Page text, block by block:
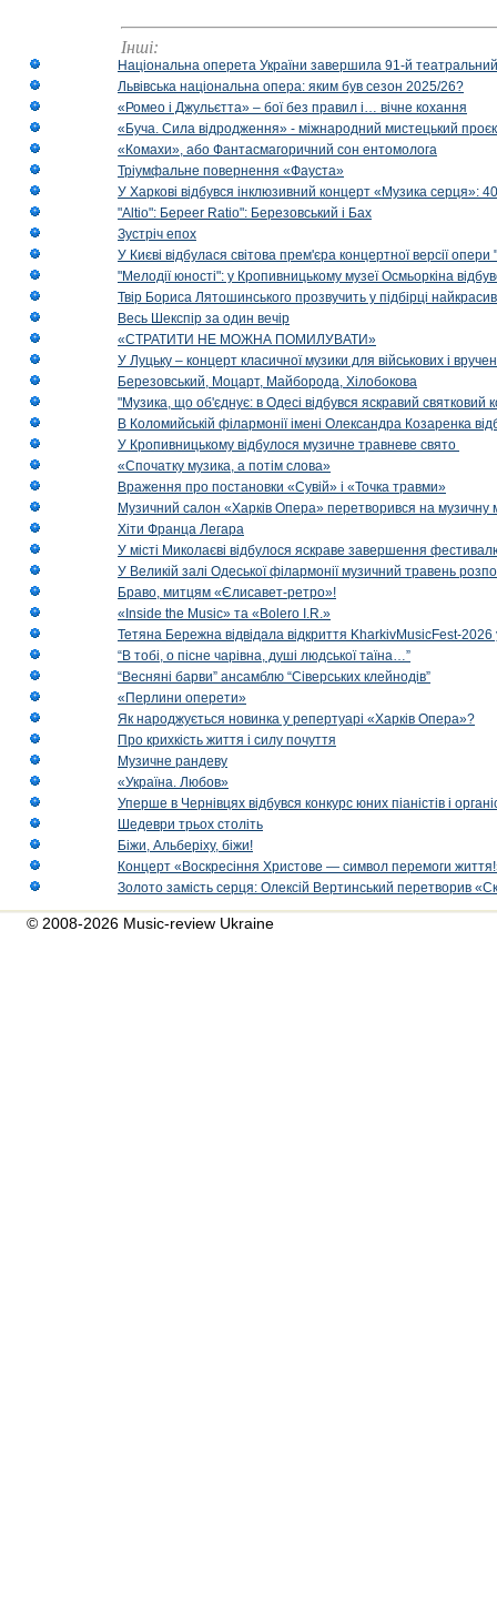
Інші:
Національна оперета України завершила 91-й
Львівська національна опера: яким був сезон 2025/26?
«Ромео і Джульєтта» – бої без правил і… вічне кохання
«Буча. Сила відродження» - міжнародний мистецький
«Комахи», або Фантасмагоричний сон ентомолога
Тріумфальне повернення «Фауста»
У Харкові відбувся інклюзивний концерт «Музика серця»:
"Altio": Береer Ratio": Березовський і Бах
Зустріч епох
У Києві відбулася світова прем'єра концертної версії
"Мелодії юності": у Кропивницькому музеї Осмьоркіна
Твір Бориса Лятошинського прозвучить у підбірці
Весь Шекспір за один вечір
«СТРАТИТИ НЕ МОЖНА ПОМИЛУВАТИ»
У Луцьку – концерт класичної музики для військових і
Березовський, Моцарт, Майборода, Хілобокова
"Музика, що об'єднує: в Одесі відбувся яскравий
В Коломийській філармонії імені Олександра Козаренка
У Кропивницькому відбулося музичне травневе свято
«Спочатку музика, а потім слова»
Враження про постановки «Сувій» і «Точка травми»
Музичний салон «Харків Опера» перетворився на музичну
Хіти Франца Легара
У місті Миколаєві відбулося яскраве завершення
У Великій залі Одеської філармонії музичний травень
Браво, митцям «Єлисавет-ретро»!
«Inside the Music» та «Bolero I.R.»
Тетяна Бережна відвідала відкриття KharkivMusicFest-2026
“В тобі, о пісне чарівна, душі людської таїна…”
“Весняні барви” ансамблю “Сіверських клейнодів”
«Перлини оперети»
Як народжується новинка у репертуарі «Харків Опера»?
Про крихкість життя і силу почуття
Музичне рандеву
«Україна. Любов»
Уперше в Чернівцях відбувся конкурс юних піаністів і
Шедеври трьох століть
Біжи, Альберіху, біжи!
Концерт «Воскресіння Христове — символ перемоги
Золото замість серця: Олексій Вертинський перетворив
© 2008-2026 Music-review Ukraine